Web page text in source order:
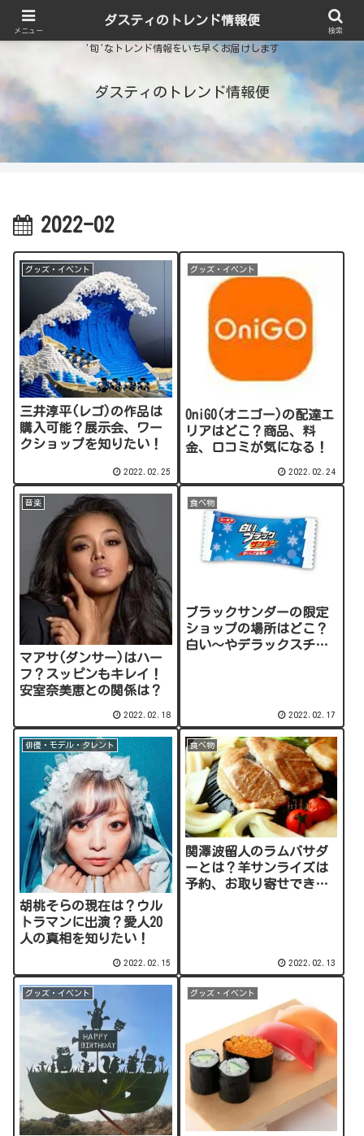
'旬'なトレンド情報をいち早くお届けします
ダスティのトレンド情報便
2022-02
グッズ・イベント
三井淳平(レゴ)の作品は
購入可能？展示会、ワー
クショップを知りたい！
2022.02.25
グッズ・イベント
OniGO(オニゴー)の配達エ
リアはどこ？商品、料
金、口コミが気になる！
2022.02.24
音楽
マアサ(ダンサー)はハー
フ？スッピンもキレイ！
安室奈美恵との関係は？
2022.02.18
食べ物
ブラックサンダーの限定
ショップの場所はどこ？
白い～やデラックスチョ
2022.02.17
俳優・モデル・タレント
胡桃そらの現在は？ウル
トラマンに出演？愛人20
人の真相を知りたい！
2022.02.15
食べ物
関澤波留人のラムバサダ
ーとは？羊サンライズは
予約、お取り寄せでき
2022.02.13
グッズ・イベント グッズ・イベント
メニュー
ダスティのトレンド情報便
検索